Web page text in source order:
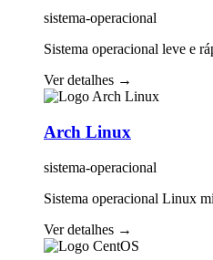
sistema-operacional
Sistema operacional leve e
Ver detalhes →
Arch Linux
sistema-operacional
Sistema operacional Linux
Ver detalhes →